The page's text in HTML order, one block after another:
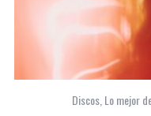
Discos, Lo mejor